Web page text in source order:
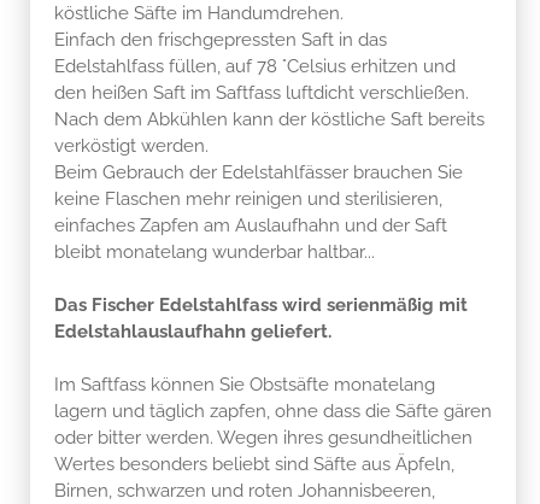
köstliche Säfte im Handumdrehen.
Einfach den frischgepressten Saft in das
Edelstahlfass füllen, auf 78 °Celsius erhitzen und
den heißen Saft im Saftfass luftdicht verschließen.
Nach dem Abkühlen kann der köstliche Saft bereits
verköstigt werden.
Beim Gebrauch der Edelstahlfässer brauchen Sie
keine Flaschen mehr reinigen und sterilisieren,
einfaches Zapfen am Auslaufhahn und der Saft
bleibt monatelang wunderbar haltbar...
Das Fischer Edelstahlfass wird serienmäßig mit
Edelstahlauslaufhahn geliefert.
Im Saftfass können Sie Obstsäfte monatelang
lagern und täglich zapfen, ohne dass die Säfte gären
oder bitter werden. Wegen ihres gesundheitlichen
Wertes besonders beliebt sind Säfte aus Äpfeln,
Birnen, schwarzen und roten Johannisbeeren,